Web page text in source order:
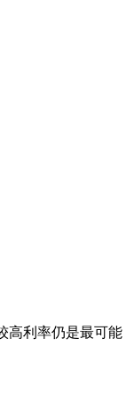
高利率仍是最可能